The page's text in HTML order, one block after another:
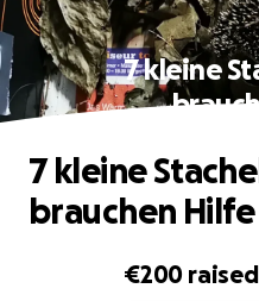
7 kleine
€200 raised
7 kleine
brauchen Hilfe